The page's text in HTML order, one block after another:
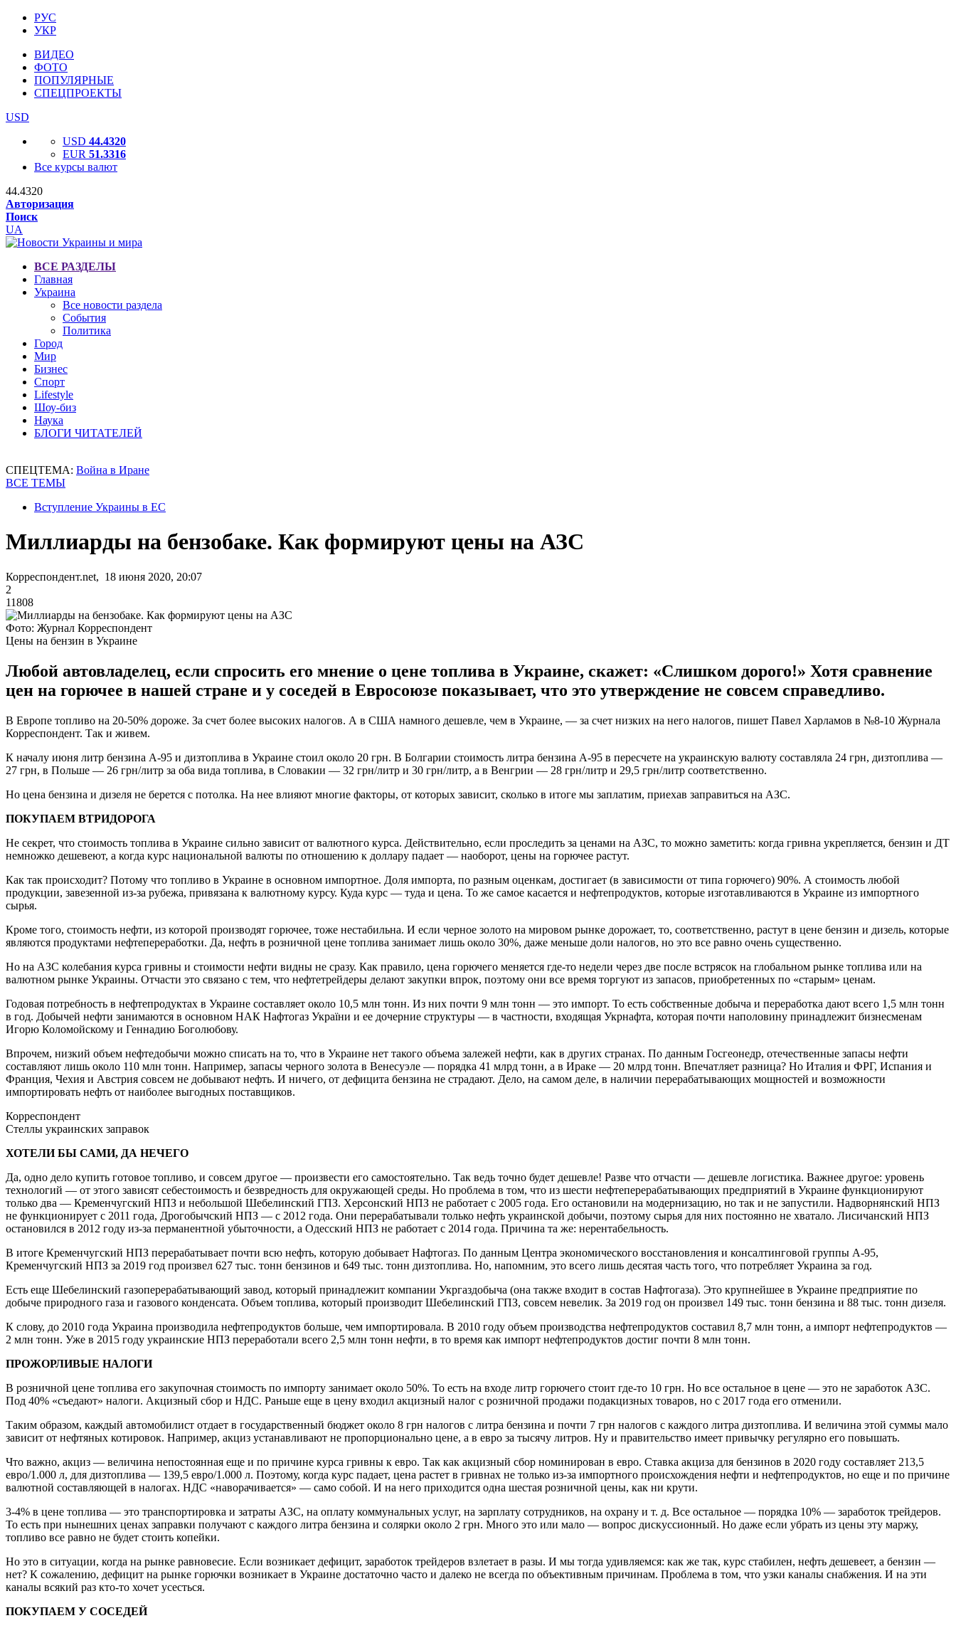
РУС
УКР
ВИДЕО
ФОТО
ПОПУЛЯРНЫЕ
СПЕЦПРОЕКТЫ
USD
USD 44.4320
EUR 51.3316
Все курсы валют
44.4320
Авторизация
Поиск
UA
ВСЕ РАЗДЕЛЫ
Главная
Украина
Все новости раздела
События
Политика
Город
Мир
Бизнес
Спорт
Lifestyle
Шоу-биз
Наука
БЛОГИ ЧИТАТЕЛЕЙ
СПЕЦТЕМА: Война в Иране
ВСЕ ТЕМЫ
Вступление Украины в ЕС
Миллиарды на бензобаке. Как формируют цены на АЗС
Корреспондент.net, 18 июня 2020, 20:07
2
11808
Фото: Журнал Корреспондент
Цены на бензин в Украине
Любой автовладелец, если спросить его мнение о цене топлива в Украине, скажет: «Слишком дорого!» Хотя сравнение
цен на горючее в нашей стране и у соседей в Евросоюзе показывает, что это утверждение не совсем справедливо.
В Европе топливо на 20-50% дороже. За счет более высоких налогов. А в США намного дешевле, чем в Украине, — за счет низких на него налогов, пишет Павел Харламов в №8-10 Журнала
Корреспондент. Так и живем.
К началу июня литр бензина А-95 и дизтоплива в Украине стоил около 20 грн. В Болгарии стоимость литра бензина А-95 в пересчете на украинскую валюту составляла 24 грн, дизтоплива —
27 грн, в Польше — 26 грн/литр за оба вида топлива, в Словакии — 32 грн/литр и 30 грн/литр, а в Венгрии — 28 грн/литр и 29,5 грн/литр соответственно.
Но цена бензина и дизеля не берется с потолка. На нее влияют многие факторы, от которых зависит, сколько в итоге мы заплатим, приехав заправиться на АЗС.
ПОКУПАЕМ ВТРИДОРОГА
Не секрет, что стоимость топлива в Украине сильно зависит от валютного курса. Действительно, если проследить за ценами на АЗС, то можно заметить: когда гривна укрепляется, бензин и ДТ
немножко дешевеют, а когда курс национальной валюты по отношению к доллару падает — наоборот, цены на горючее растут.
Как так происходит? Потому что топливо в Украине в основном импортное. Доля импорта, по разным оценкам, достигает (в зависимости от типа горючего) 90%. А стоимость любой
продукции, завезенной из-за рубежа, привязана к валютному курсу. Куда курс — туда и цена. То же самое касается и нефтепродуктов, которые изготавливаются в Украине из импортного
сырья.
Кроме того, стоимость нефти, из которой производят горючее, тоже нестабильна. И если черное золото на мировом рынке дорожает, то, соответственно, растут в цене бензин и дизель, которые
являются продуктами нефтепереработки. Да, нефть в розничной цене топлива занимает лишь около 30%, даже меньше доли налогов, но это все равно очень существенно.
Но на АЗС колебания курса гривны и стоимости нефти видны не сразу. Как правило, цена горючего меняется где-то недели через две после встрясок на глобальном рынке топлива или на
валютном рынке Украины. Отчасти это связано с тем, что нефтетрейдеры делают закупки впрок, поэтому они все время торгуют из запасов, приобретенных по «старым» ценам.
Годовая потребность в нефтепродуктах в Украине составляет около 10,5 млн тонн. Из них почти 9 млн тонн — это импорт. То есть собственные добыча и переработка дают всего 1,5 млн тонн
в год. Добычей нефти занимаются в основном НАК Нафтогаз України и ее дочерние структуры — в частности, входящая Укрнафта, которая почти наполовину принадлежит бизнесменам
Игорю Коломойскому и Геннадию Боголюбову.
Впрочем, низкий объем нефтедобычи можно списать на то, что в Украине нет такого объема залежей нефти, как в других странах. По данным Госгеонедр, отечественные запасы нефти
составляют лишь около 110 млн тонн. Например, запасы черного золота в Венесуэле — порядка 41 млрд тонн, а в Ираке — 20 млрд тонн. Впечатляет разница? Но Италия и ФРГ, Испания и
Франция, Чехия и Австрия совсем не добывают нефть. И ничего, от дефицита бензина не страдают. Дело, на самом деле, в наличии перерабатывающих мощностей и возможности
импортировать нефть от наиболее выгодных поставщиков.
Корреспондент
Стеллы украинских заправок
ХОТЕЛИ БЫ САМИ, ДА НЕЧЕГО
Да, одно дело купить готовое топливо, и совсем другое — произвести его самостоятельно. Так ведь точно будет дешевле! Разве что отчасти — дешевле логистика. Важнее другое: уровень
технологий — от этого зависят себестоимость и безвредность для окружающей среды. Но проблема в том, что из шести нефтеперерабатывающих предприятий в Украине функционируют
только два — Кременчугский НПЗ и небольшой Шебелинский ГПЗ. Херсонский НПЗ не работает с 2005 года. Его остановили на модернизацию, но так и не запустили. Надворнянский НПЗ
не функционирует с 2011 года, Дрогобычский НПЗ — с 2012 года. Они перерабатывали только нефть украинской добычи, поэтому сырья для них постоянно не хватало. Лисичанский НПЗ
остановился в 2012 году из-за перманентной убыточности, а Одесский НПЗ не работает с 2014 года. Причина та же: нерентабельность.
В итоге Кременчугский НПЗ перерабатывает почти всю нефть, которую добывает Нафтогаз. По данным Центра экономического восстановления и консалтинговой группы А-95,
Кременчугский НПЗ за 2019 год произвел 627 тыс. тонн бензинов и 649 тыс. тонн дизтоплива. Но, напомним, это всего лишь десятая часть того, что потребляет Украина за год.
Есть еще Шебелинский газоперерабатывающий завод, который принадлежит компании Укргаздобыча (она также входит в состав Нафтогаза). Это крупнейшее в Украине предприятие по
добыче природного газа и газового конденсата. Объем топлива, который производит Шебелинский ГПЗ, совсем невелик. За 2019 год он произвел 149 тыс. тонн бензина и 88 тыс. тонн дизеля.
К слову, до 2010 года Украина производила нефтепродуктов больше, чем импортировала. В 2010 году объем производства нефтепродуктов составил 8,7 млн тонн, а импорт нефтепродуктов —
2 млн тонн. Уже в 2015 году украинские НПЗ переработали всего 2,5 млн тонн нефти, в то время как импорт нефтепродуктов достиг почти 8 млн тонн.
ПРОЖОРЛИВЫЕ НАЛОГИ
В розничной цене топлива его закупочная стоимость по импорту занимает около 50%. То есть на входе литр горючего стоит где-то 10 грн. Но все остальное в цене — это не заработок АЗС.
Под 40% «съедают» налоги. Акцизный сбор и НДС. Раньше еще в цену входил акцизный налог с розничной продажи подакцизных товаров, но с 2017 года его отменили.
Таким образом, каждый автомобилист отдает в государственный бюджет около 8 грн налогов с литра бензина и почти 7 грн налогов с каждого литра дизтоплива. И величина этой суммы мало
зависит от нефтяных котировок. Например, акциз устанавливают не пропорционально цене, а в евро за тысячу литров. Ну и правительство имеет привычку регулярно его повышать.
Что важно, акциз — величина непостоянная еще и по причине курса гривны к евро. Так как акцизный сбор номинирован в евро. Ставка акциза для бензинов в 2020 году составляет 213,5
евро/1.000 л, для дизтоплива — 139,5 евро/1.000 л. Поэтому, когда курс падает, цена растет в гривнах не только из-за импортного происхождения нефти и нефтепродуктов, но еще и по причине
валютной составляющей в налогах. НДС «наворачивается» — само собой. И на него приходится одна шестая розничной цены, как ни крути.
3-4% в цене топлива — это транспортировка и затраты АЗС, на оплату коммунальных услуг, на зарплату сотрудников, на охрану и т. д. Все остальное — порядка 10% — заработок трейдеров.
То есть при нынешних ценах заправки получают с каждого литра бензина и солярки около 2 грн. Много это или мало — вопрос дискуссионный. Но даже если убрать из цены эту маржу,
топливо все равно не будет стоить копейки.
Но это в ситуации, когда на рынке равновесие. Если возникает дефицит, заработок трейдеров взлетает в разы. И мы тогда удивляемся: как же так, курс стабилен, нефть дешевеет, а бензин —
нет? К сожалению, дефицит на рынке горючки возникает в Украине достаточно часто и далеко не всегда по объективным причинам. Проблема в том, что узки каналы снабжения. И на эти
каналы всякий раз кто-то хочет усесться.
ПОКУПАЕМ У СОСЕДЕЙ